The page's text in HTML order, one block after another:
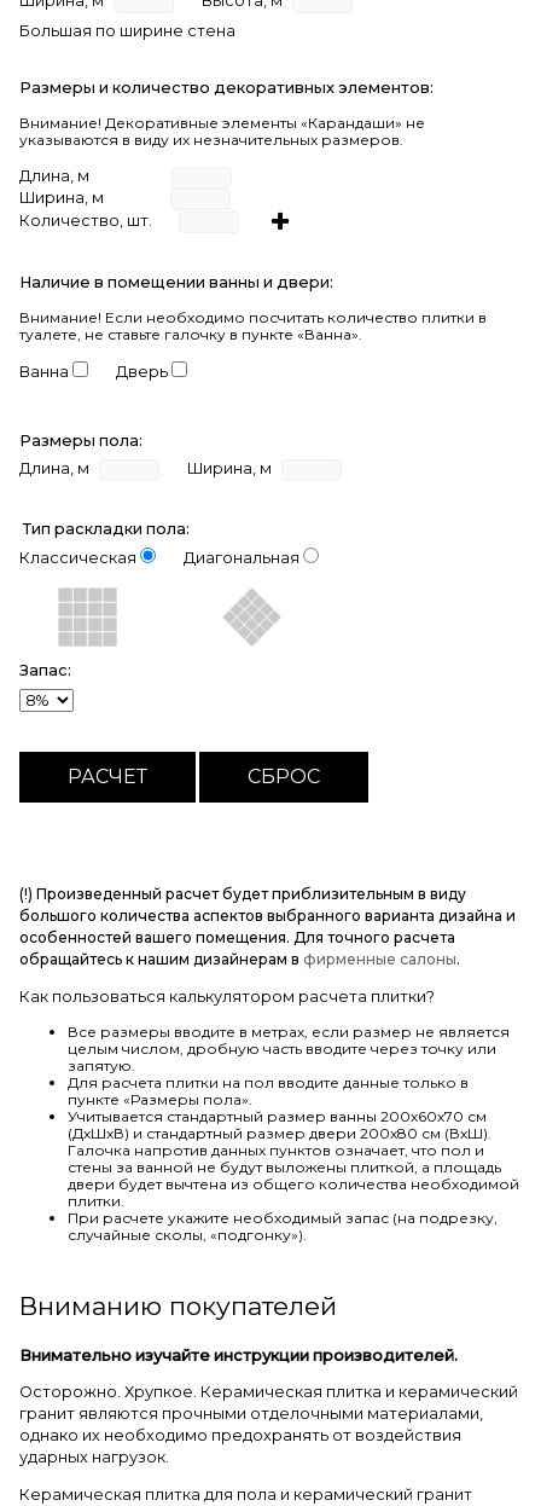
Большая по ширине стена
Размеры и количество декоративных элементов:
Внимание! Декоративные элементы «Карандаши» не
указываются в виду их незначительных размеров.
Длина, м
Ширина, м
Количество, шт.
Наличие в помещении ванны и двери:
Внимание! Если необходимо посчитать количество плитки в
туалете, не ставьте галочку в пункте «Ванна».
Ванна Дверь
Размеры пола:
Длина, м
Ширина, м
Тип раскладки пола:
Классическая
Диагональная
Запас:
(!) Произведенный расчет будет приблизительным в виду
большого количества аспектов выбранного варианта дизайна и
особенностей вашего помещения. Для точного расчета
обращайтесь к нашим дизайнерам в фирменные салоны.
Как пользоваться калькулятором расчета плитки?
Все размеры вводите в метрах, если размер не является
целым числом, дробную часть вводите через точку или
запятую.
Для расчета плитки на пол вводите данные только в
пункте «Размеры пола».
Учитывается стандартный размер ванны 200х60х70 см
(ДхШхВ) и стандартный размер двери 200х80 см (ВхШ).
Галочка напротив данных пунктов означает, что пол и
стены за ванной не будут выложены плиткой, а площадь
двери будет вычтена из общего количества необходимой
плитки.
При расчете укажите необходимый запас (на подрезку,
случайные сколы, «подгонку»).
Вниманию покупателей
Внимательно изучайте инструкции производителей.
Осторожно. Хрупкое. Керамическая плитка и керамический
гранит являются прочными отделочными материалами,
однако их необходимо предохранять от воздействия
ударных нагрузок.
Керамическая плитка для пола и керамический гранит